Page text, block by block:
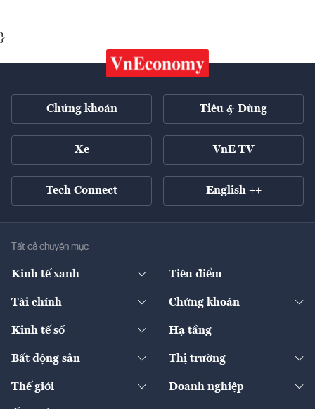
}
Chứng khoán Tiêu & Dùng
Xe VnE TV
Tech Connect English ++
Tất cả chuyên mục
Kinh tế xanh
Diễn đàn
Tiêu điểm
Tài chính
Ngân hàng
Bảo hiểm
Chứng khoán
Doanh nghiệp niêm yết
Kinh tế số
Sản phẩm - Thị trường
Hạ tầng
Bất động sản
Chính sách
Thị trường
Thế giới
Kinh tế
Doanh nghiệp